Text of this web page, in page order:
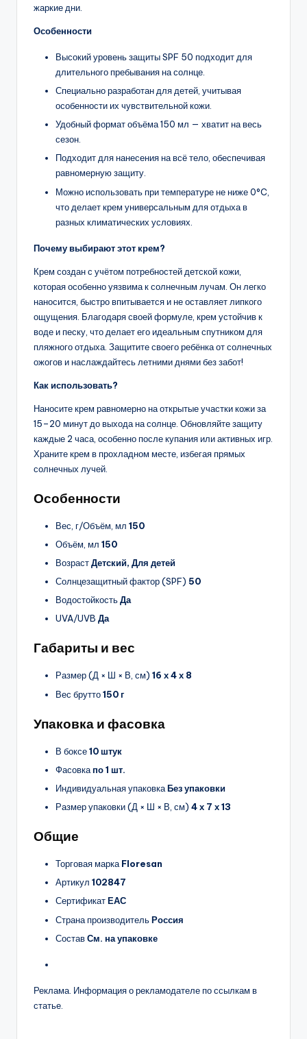
жаркие дни.
Особенности
Высокий уровень защиты SPF 50 подходит для
длительного пребывания на солнце.
Специально разработан для детей, учитывая
особенности их чувствительной кожи.
Удобный формат объёма 150 мл — хватит на весь
сезон.
Подходит для нанесения на всё тело, обеспечивая
равномерную защиту.
Можно использовать при температуре не ниже 0°C,
что делает крем универсальным для отдыха в
разных климатических условиях.
Почему выбирают этот крем?
Крем создан с учётом потребностей детской кожи,
которая особенно уязвима к солнечным лучам. Он легко
наносится, быстро впитывается и не оставляет липкого
ощущения. Благодаря своей формуле, крем устойчив к
воде и песку, что делает его идеальным спутником для
пляжного отдыха. Защитите своего ребёнка от солнечных
ожогов и наслаждайтесь летними днями без забот!
Как использовать?
Наносите крем равномерно на открытые участки кожи за
15–20 минут до выхода на солнце. Обновляйте защиту
каждые 2 часа, особенно после купания или активных игр.
Храните крем в прохладном месте, избегая прямых
солнечных лучей.
Особенности
Вес, г/Объём, мл 150
Объём, мл 150
ВозрастДетский, Для детей
Солнцезащитный фактор (SPF) 50
ВодостойкостьДа
UVA/UVB Да
Габариты и вес
Размер (Д × Ш × В, см) 16 х 4 х 8
Вес брутто150 г
Упаковка и фасовка
В боксе10 штук
Фасовкапо 1 шт.
Индивидуальная упаковкаБез упаковки
Размер упаковки (Д × Ш × В, см) 4 х 7 х 13
Общие
Торговая маркаFloresan
Артикул 102847
СертификатЕАС
Страна производительРоссия
СоставСм. на упаковке
Реклама. Информация о рекламодателе по ссылкам в
статье.